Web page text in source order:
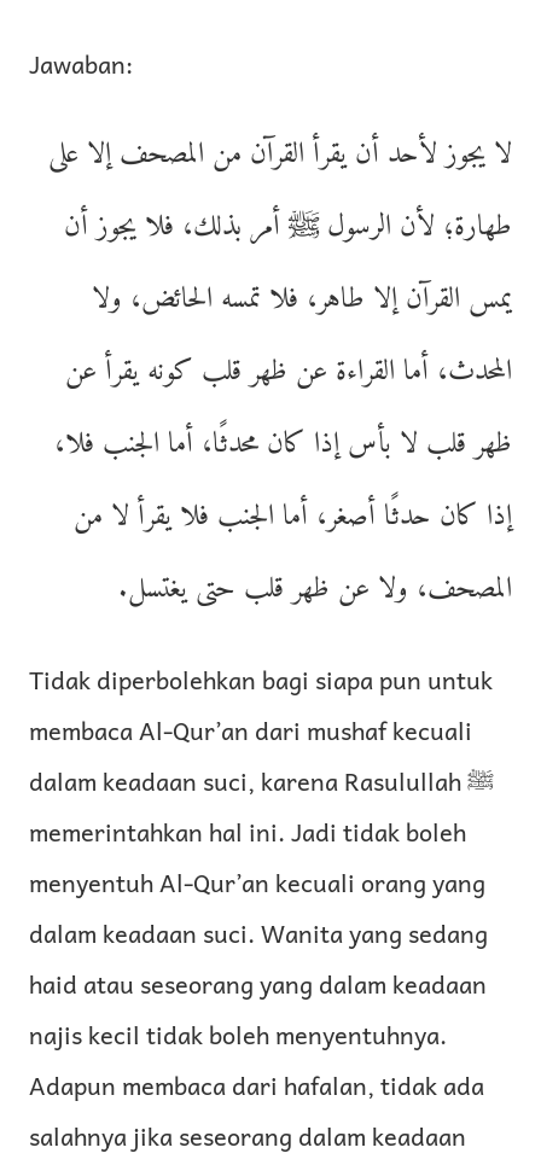
Jawaban:
لا يجوز لأحد أن يقرأ القرآن من المصحف إلا على
طهارة؛ لأن الرسول ﷺ أمر بذلك، فلا يجوز أن
يمس القرآن إلا طاهر، فلا تمسه الحائض، ولا
المحدث، أما القراءة عن ظهر قلب كونه يقرأ عن
ظهر قلب لا بأس إذا كان محدثًا، أما الجنب فلا،
إذا كان حدثًا أصغر، أما الجنب فلا يقرأ لا من
المصحف، ولا عن ظهر قلب حتى يغتسل.
Tidak diperbolehkan bagi siapa pun untuk
membaca Al-Qur’an dari mushaf kecuali
dalam keadaan suci, karena Rasulullah ﷺ
memerintahkan hal ini. Jadi tidak boleh
menyentuh Al-Qur’an kecuali orang yang
dalam keadaan suci. Wanita yang sedang
haid atau seseorang yang dalam keadaan
najis kecil tidak boleh menyentuhnya.
Adapun membaca dari hafalan, tidak ada
salahnya jika seseorang dalam keadaan